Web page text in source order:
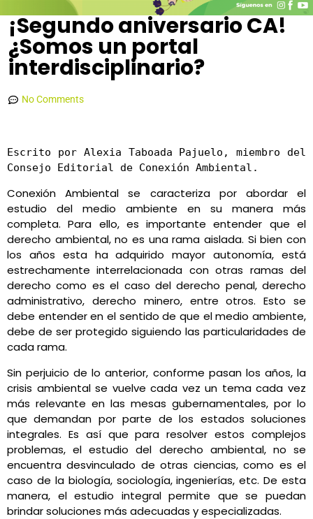
¡Segundo aniversario CA!
¿Somos un portal
interdisciplinario?
No Comments
Escrito por Alexia Taboada Pajuelo, miembro del
Consejo Editorial de Conexión Ambiental.
Conexión Ambiental se caracteriza por abordar el
estudio del medio ambiente en su manera más
completa. Para ello, es importante entender que el
derecho ambiental, no es una rama aislada. Si bien con
los años esta ha adquirido mayor autonomía, está
estrechamente interrelacionada con otras ramas del
derecho como es el caso del derecho penal, derecho
administrativo, derecho minero, entre otros. Esto se
debe entender en el sentido de que el medio ambiente,
debe de ser protegido siguiendo las particularidades de
cada rama.
Sin perjuicio de lo anterior, conforme pasan los años, la
crisis ambiental se vuelve cada vez un tema cada vez
más relevante en las mesas gubernamentales, por lo
que demandan por parte de los estados soluciones
integrales. Es así que para resolver estos complejos
problemas, el estudio del derecho ambiental, no se
encuentra desvinculado de otras ciencias, como es el
caso de la biología, sociología, ingenierías, etc. De esta
manera, el estudio integral permite que se puedan
brindar soluciones más adecuadas y especializadas.